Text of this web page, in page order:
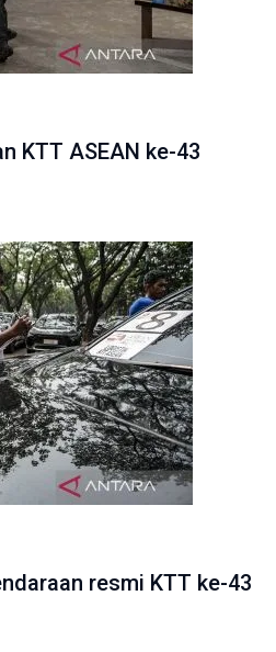
KTT ASEAN ke-43
resmi KTT ke-43